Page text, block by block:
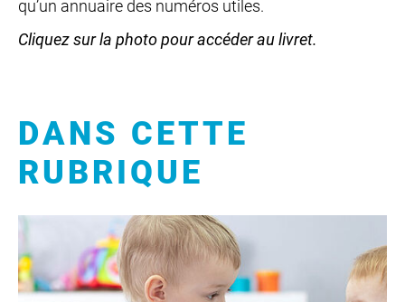
qu’un annuaire des numéros utiles.
Cliquez sur la photo pour accéder au livret.
DANS CETTE
RUBRIQUE